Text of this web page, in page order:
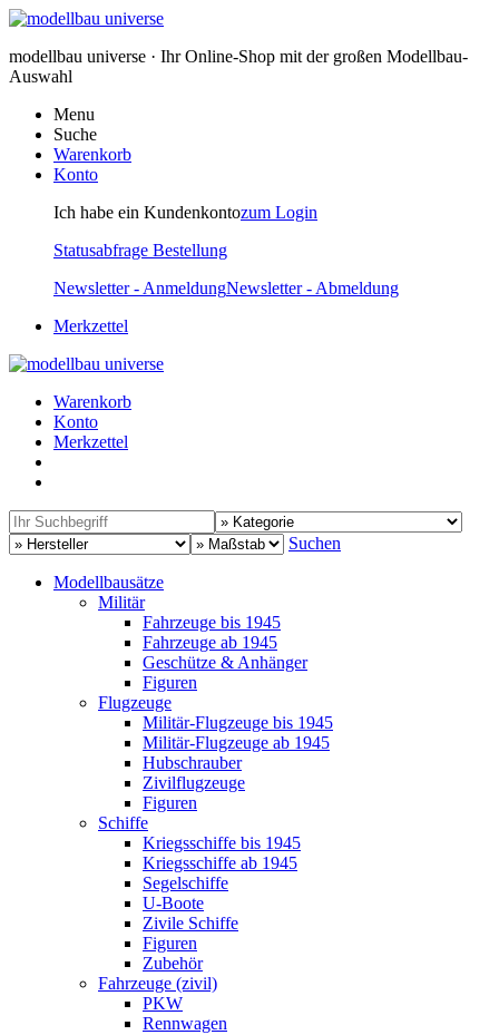
modellbau universe · Ihr Online-Shop mit der großen Modellbau-
Auswahl
Menu
Suche
Warenkorb
Konto
Ich habe ein Kundenkontozum Login
Statusabfrage Bestellung
Newsletter - AnmeldungNewsletter - Abmeldung
Merkzettel
Warenkorb
Konto
Merkzettel
Suchen
Modellbausätze
Militär
Fahrzeuge bis 1945
Fahrzeuge ab 1945
Geschütze & Anhänger
Figuren
Flugzeuge
Militär-Flugzeuge bis 1945
Militär-Flugzeuge ab 1945
Hubschrauber
Zivilflugzeuge
Figuren
Schiffe
Kriegsschiffe bis 1945
Kriegsschiffe ab 1945
Segelschiffe
U-Boote
Zivile Schiffe
Figuren
Zubehör
Fahrzeuge (zivil)
PKW
Rennwagen